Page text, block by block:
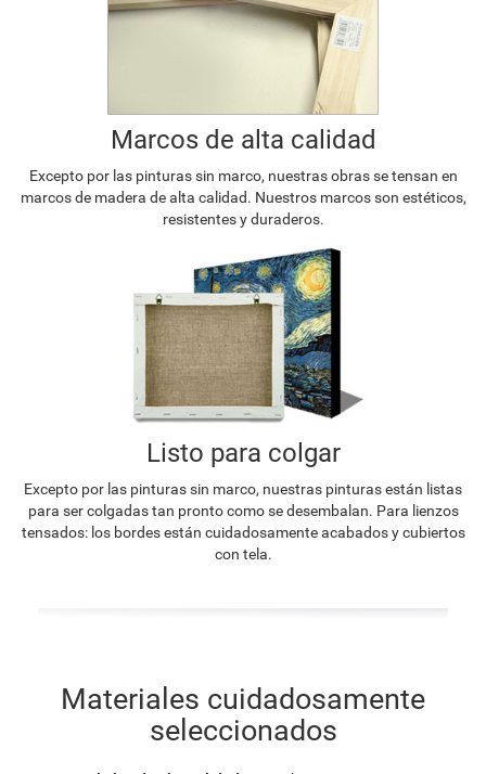
Marcos de alta calidad
Excepto por las pinturas sin marco, nuestras obras se tensan en
marcos de madera de alta calidad. Nuestros marcos son estéticos,
resistentes y duraderos.
Listo para colgar
Excepto por las pinturas sin marco, nuestras pinturas están listas
para ser colgadas tan pronto como se desembalan. Para lienzos
tensados: los bordes están cuidadosamente acabados y cubiertos
con tela.
Materiales cuidadosamente
seleccionados